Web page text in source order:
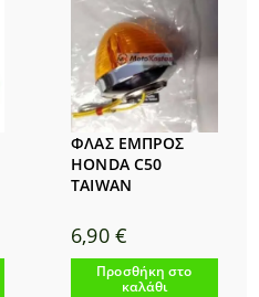
ΦΛΑΣ ΕΜΠΡΟΣ
HONDA C50
TAIWAN
6,90 €
Προσθήκη στο
καλάθι